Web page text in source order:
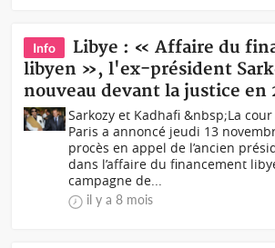
Info
Libye : « Affaire du
libyen », l'ex-président
nouveau devant la justice en
Sarkozy et Kadhafi &nbsp;La cour
Paris a annoncé jeudi 13
procès en appel de l’ancien
dans l’affaire du financement
campagne de...
il y a 8 mois